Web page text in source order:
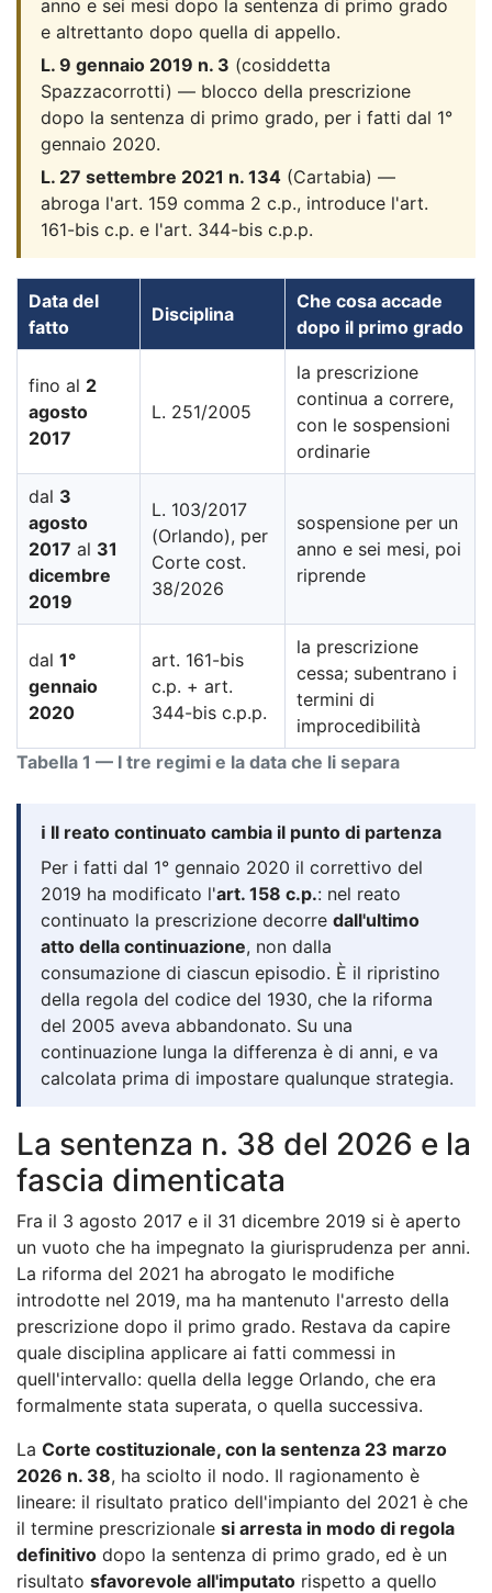
anno e sei mesi dopo la sentenza di primo grado
e altrettanto dopo quella di appello.
L. 9 gennaio 2019 n. 3 (cosiddetta
Spazzacorrotti) — blocco della prescrizione
dopo la sentenza di primo grado, per i fatti dal 1°
gennaio 2020.
L. 27 settembre 2021 n. 134 (Cartabia) —
abroga l'art. 159 comma 2 c.p., introduce l'art.
161-bis c.p. e l'art. 344-bis c.p.p.
Tabella 1 — I tre regimi e la data che li separa
Data del
fatto
Disciplina
Che cosa accade
dopo il primo grado
fino al 2
agosto
2017
L. 251/2005
la prescrizione
continua a correre,
con le sospensioni
ordinarie
dal 3
agosto
2017 al 31
dicembre
2019
L. 103/2017
(Orlando), per
Corte cost.
38/2026
sospensione per un
anno e sei mesi, poi
riprende
dal 1°
gennaio
2020
art. 161-bis
c.p. + art.
344-bis c.p.p.
la prescrizione
cessa; subentrano i
termini di
improcedibilità
ℹ️ Il reato continuato cambia il punto di partenza
Per i fatti dal 1° gennaio 2020 il correttivo del
2019 ha modificato l'art. 158 c.p.: nel reato
continuato la prescrizione decorre dall'ultimo
atto della continuazione, non dalla
consumazione di ciascun episodio. È il ripristino
della regola del codice del 1930, che la riforma
del 2005 aveva abbandonato. Su una
continuazione lunga la differenza è di anni, e va
calcolata prima di impostare qualunque strategia.
La sentenza n. 38 del 2026 e la
fascia dimenticata
Fra il 3 agosto 2017 e il 31 dicembre 2019 si è aperto
un vuoto che ha impegnato la giurisprudenza per anni.
La riforma del 2021 ha abrogato le modifiche
introdotte nel 2019, ma ha mantenuto l'arresto della
prescrizione dopo il primo grado. Restava da capire
quale disciplina applicare ai fatti commessi in
quell'intervallo: quella della legge Orlando, che era
formalmente stata superata, o quella successiva.
La Corte costituzionale, con la sentenza 23 marzo
2026 n. 38, ha sciolto il nodo. Il ragionamento è
lineare: il risultato pratico dell'impianto del 2021 è che
il termine prescrizionale si arresta in modo di regola
definitivo dopo la sentenza di primo grado, ed è un
risultato sfavorevole all'imputato rispetto a quello